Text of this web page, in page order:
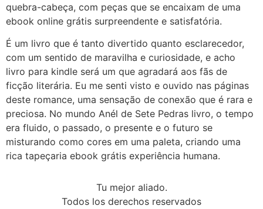
quebra-cabeça, com peças que se encaixam de uma
ebook online grátis surpreendente e satisfatória.
É um livro que é tanto divertido quanto esclarecedor,
com um sentido de maravilha e curiosidade, e acho
livro para kindle será um que agradará aos fãs de
ficção literária. Eu me senti visto e ouvido nas páginas
deste romance, uma sensação de conexão que é rara e
preciosa. No mundo Anél de Sete Pedras livro, o tempo
era fluido, o passado, o presente e o futuro se
misturando como cores em uma paleta, criando uma
rica tapeçaria ebook grátis experiência humana.
Tu mejor aliado.
Todos los derechos reservados